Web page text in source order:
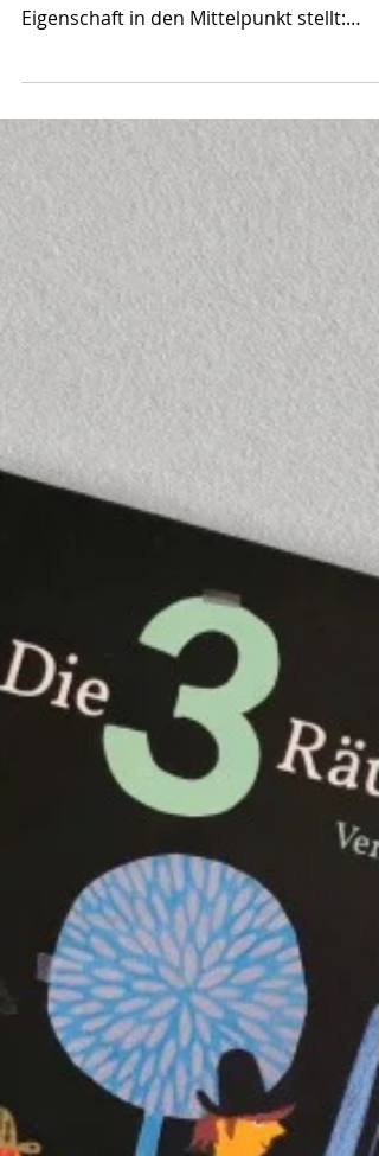
Das neue Bücherjahr beginne ich mit
Eigenschaft in den Mittelpunkt stellt: